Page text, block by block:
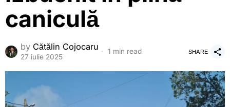
caniculă
by Cătălin Cojocaru
27 iulie 2025
1 min read SHARE